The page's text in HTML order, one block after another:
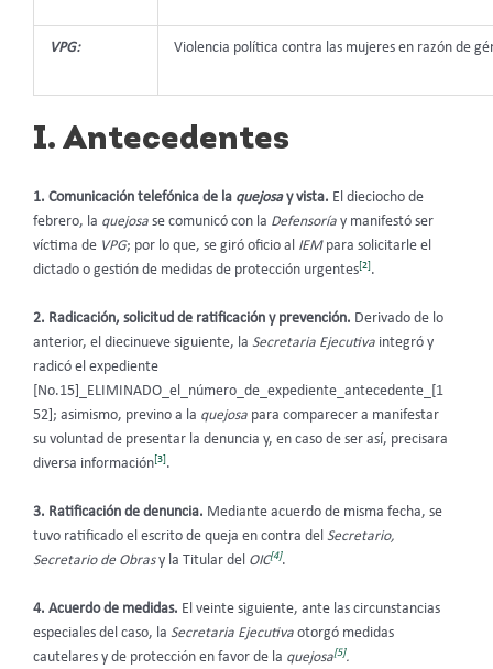
VPG: Violencia política contra las mujeres en razón de
I. Antecedentes
1. Comunicación telefónica de la quejosay vista. El dieciocho de
febrero, la quejosa se comunicó con la Defensoría y manifestó ser
víctima de VPG; por lo que, se giró oficio al IEM para solicitarle el
dictado o gestión de medidas de protección urgentes[2].
2. Radicación, solicitud de ratificación y prevención. Derivado de lo
anterior, el diecinueve siguiente, la Secretaria Ejecutiva integró y
radicó el expediente
[No.15]_ELIMINADO_el_número_de_expediente_antecedente_[1
52]; asimismo, previno a la quejosa para comparecer a manifestar
su voluntad de presentar la denuncia y, en caso de ser así, precisara
diversa información[3].
3. Ratificación de denuncia. Mediante acuerdo de misma fecha, se
tuvo ratificado el escrito de queja en contra del Secretario,
Secretario de Obrasy la Titular del OIC[4].
4. Acuerdo de medidas. El veinte siguiente, ante las circunstancias
especiales del caso, la Secretaria Ejecutiva otorgó medidas
cautelares y de protección en favor de la quejosa[5].